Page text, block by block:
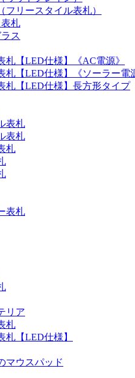
フリースタイル表札）
札
ス
札【LED仕様】《AC電源》
札【LED仕様】《ソーラー電
札【LED仕様】長方形タイプ
表札
表札
札
表札
リア
札
札【LED仕様】
マウスパッド